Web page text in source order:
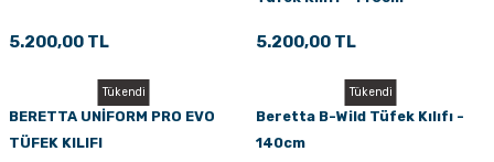
5.200,00 TL 5.200,00 TL
Tükendi
BERETTA UNİFORM PRO EVO
TÜFEK KILIFI
Tükendi
Beretta B-Wild Tüfek Kılıfı -
140cm